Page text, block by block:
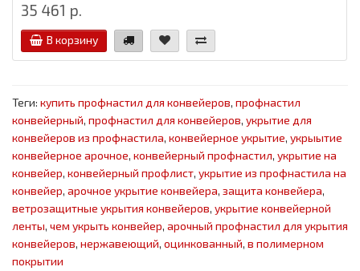
35 461 р.
В корзину
Теги: купить профнастил для конвейеров, профнастил
конвейерный, профнастил для конвейеров, укрытие для
конвейеров из профнастила, конвейерное укрытие, укрыытие
конвейерное арочное, конвейерный профнастил, укрытие на
конвейер, конвейерный профлист, укрытие из профнастила на
конвейер, арочное укрытие конвейера, защита конвейера,
ветрозащитные укрытия конвейеров, укрытие конвейерной
ленты, чем укрыть конвейер, арочный профнастил для укрытия
конвейеров, нержавеющий, оцинкованный, в полимерном
покрытии